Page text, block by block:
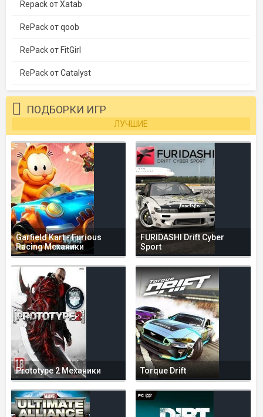
Repack от Xatab
RePack от qoob
RePack от FitGirl
RePack от Catalyst
ПОДБОРКИ ИГР
ЛУЧШИЕ
Garfield Kart - Furious
Racing Механики
FURIDASHI Drift Cyber
Sport
Prototype 2 Механики Torque Drift